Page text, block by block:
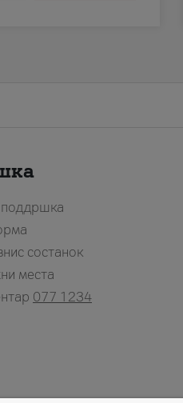
поддршка
состанок
места
077 1234